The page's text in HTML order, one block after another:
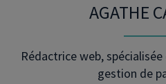
AGATHE
Rédactrice web,
gestion de